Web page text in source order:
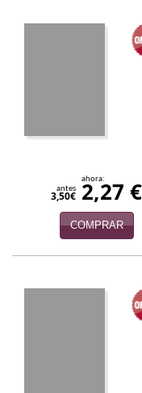
Ensayo
Ensayo literario
antes
3,50€
ahora:
2,27 €
COMPRAR